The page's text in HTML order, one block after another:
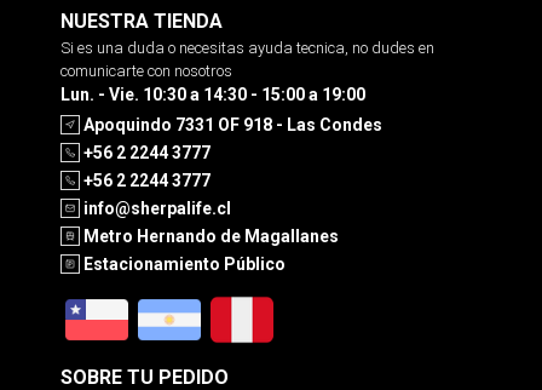
NUESTRA TIENDA
Si es una duda o necesitas ayuda tecnica, no dudes en
comunicarte con nosotros
Lun. - Vie. 10:30 a 14:30 - 15:00 a 19:00
Apoquindo 7331 OF 918 - Las Condes
+56 2 2244 3777
+56 2 2244 3777
info@sherpalife.cl
Metro Hernando de Magallanes
Estacionamiento Público
SOBRE TU PEDIDO